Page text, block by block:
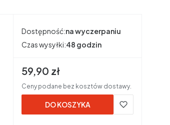
Dostępność:na wyczerpaniu
Czas wysyłki:48 godzin
Cena brutto
59,90 zł
Ceny podane bez kosztów dostawy.
DO KOSZYKA